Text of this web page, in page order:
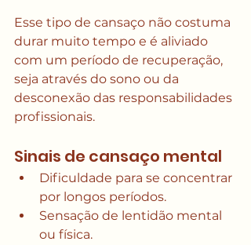
Esse tipo de cansaço não costuma
durar muito tempo e é aliviado
com um período de recuperação,
seja através do sono ou da
desconexão das responsabilidades
profissionais.
Sinais de cansaço mental
Dificuldade para se concentrar
por longos períodos.
Sensação de lentidão mental
ou física.